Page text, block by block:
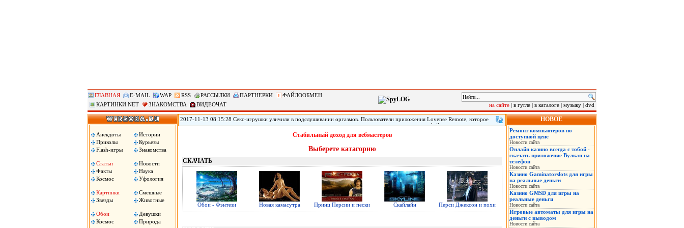
ГЛАВНАЯ E-MAIL WAP RSS РАССЫЛКИ ПАРТНЕРКИ
ФАЙЛООБМЕН
КАРТИНКИ.NET
ЗНАКОМСТВА ВИДЕОЧАТ на сайте | в гугле | в каталоге | музыку | dvd
Анекдоты
Истории
Приколы
Курьезы
Flash-игры
Знакомства
Статьи
Новости
Факты
Наука
Космос
Уфология
Картинки
Смешные
Звезды
Животные
Обои
Девушки
Космос
Природа
2017-11-13 08:15:28 Секс-игрушки уличили в подслушивании оргазмов. Пользователи приложения Lovense Remote, которое
позволяет удаленно контролировать секс-игрушки, пожаловались на то, что сервис записывает аудио-файлы во время
использования устройств. По данным юзеров, приложение создавало аудиофайл продолжительностью около шести минут, а
Стабильный доход для вебмастеров
Выберете катагорию
СКАЧАТЬ
Обои - Фэнтези Новая камасутра Принц Персии и пески Скайлайн Перси Джексон и похи
НОВОЕ
Ремонт компьютеров по
доступной цене
Новости сайта
Онлайн казино всегда с тобой -
скачать приложение Вулкан на
телефон
Новости сайта
Казино Gaminatorslots для игры
на реальные деньги
Новости сайта
Казино GMSD для игры на
реальные деньги
Новости сайта
Игровые автоматы для игры на
деньги с выводом
Новости сайта